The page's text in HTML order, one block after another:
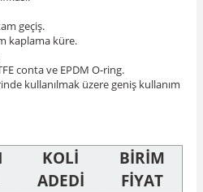
geçiş.
kaplama küre.
conta ve EPDM O-ring.
kullanılmak üzere geniş kullanım
KOLİ
ADEDİ
BİRİM
FİYAT